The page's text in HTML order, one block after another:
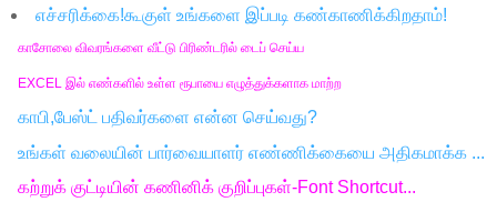
எச்சரிக்கை!கூகுள் உங்களை இப்படி கண்காணிக்கிறதாம்!
காசோலை விவரங்களை வீட்டு பிரிண்டரில் டைப் செய்ய
EXCEL இல் எண்களில் உள்ள ரூபாயை எழுத்துக்களாக மாற்ற
காபி,பேஸ்ட் பதிவர்களை என்ன செய்வது?
உங்கள் வலையின் பார்வையாளர் எண்ணிக்கையை அதிகமாக்க ...
கற்றுக் குட்டியின் கணினிக் குறிப்புகள்-Font Shortcut...